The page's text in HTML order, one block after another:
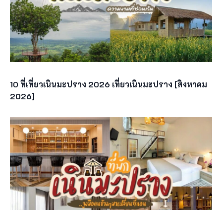
10 ที่เที่ยวเนินมะปราง 2026 เที่ยวเนินมะปราง [สิงหาคม
2026]